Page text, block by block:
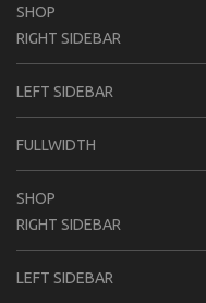
SHOP
RIGHT SIDEBAR
LEFT SIDEBAR
FULLWIDTH
SHOP
RIGHT SIDEBAR
LEFT SIDEBAR